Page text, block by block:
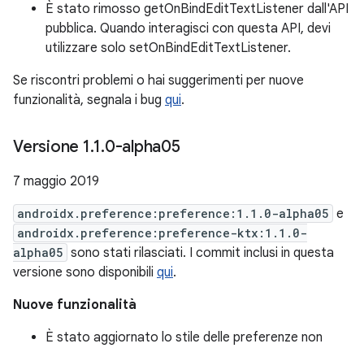
È stato rimosso getOnBindEditTextListener dall'API
pubblica. Quando interagisci con questa API, devi
utilizzare solo setOnBindEditTextListener.
Se riscontri problemi o hai suggerimenti per nuove
funzionalità, segnala i bug qui.
Versione 1.1.0-alpha05
7 maggio 2019
androidx.preference:preference:1.1.0-alpha05 e
androidx.preference:preference-ktx:1.1.0-
alpha05 sono stati rilasciati. I commit inclusi in questa
versione sono disponibili qui.
Nuove funzionalità
È stato aggiornato lo stile delle preferenze non